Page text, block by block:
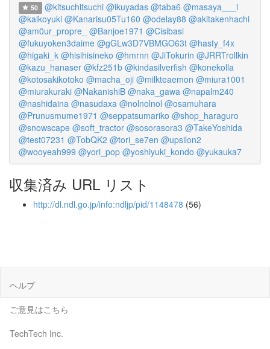
50 @kitsuchitsuchi @ikuyadas @taba6 @masaya___i
@kaikoyuki @Kanarisu05Tu160 @odelay88 @akitakenhachi
@am0ur_propre_ @Banjoe1971 @Cisibasi
@fukuyoken3daime @gGLw3D7VBMGO63t @hasty_f4x
@higaki_k @hisihisineko @hmrnn @JiTokurin @JRRTrollkin
@kazu_hanaser @kfz251b @kindasilverfish @konekolla
@kotosakikotoko @macha_oji @milkteaemon @miura1001
@miurakuraki @NakanishiB @naka_gawa @napalm240
@nashidaina @nasudaxa @nolnolnol @osamuhara
@Prunusmume1971 @seppatsumariko @shop_haraguro
@snowscape @soft_tractor @sosorasora3 @TakeYoshida
@test07231 @TobQK2 @tori_se7en @upsilon2
@wooyeah999 @yori_pop @yoshiyuki_kondo @yukauka7
収集済み URL リスト
http://dl.ndl.go.jp/info:ndljp/pid/1148478 (56)
ヘルプ
ご意見はこちら
TechTech Inc.